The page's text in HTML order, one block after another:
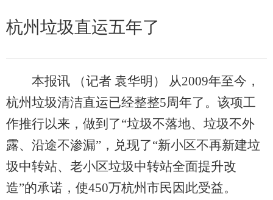
杭州垃圾直运五年了
本报讯 （记者 袁华明） 从2009年至今，
杭州垃圾清洁直运已经整整5周年了。该项工
作推行以来，做到了“垃圾不落地、垃圾不外
露、沿途不渗漏”，兑现了“新小区不再新建垃
圾中转站、老小区垃圾中转站全面提升改
造”的承诺，使450万杭州市民因此受益。